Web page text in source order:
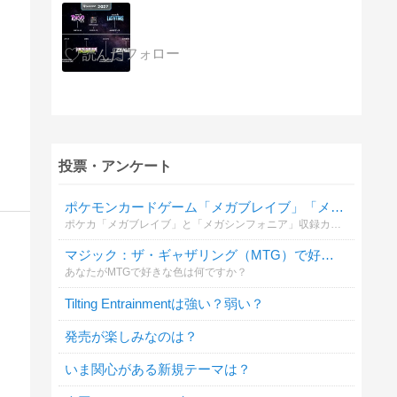
投票・アンケート
ポケモンカードゲーム「メガブレイブ」「メガシンフォニア」どちらが気になりますか？
ポケカ「メガブレイブ」と「メガシンフォニア」収録カード情報を元にどちらが気になりますか？ポケモンカードゲーム MEGA 拡張パック メガブレイブorメガシンフォニア【ポケカ新弾】メガフシギバナexメガサーナイトexなど
マジック：ザ・ギャザリング（MTG）で好きな色は？
あなたがMTGで好きな色は何ですか？
Tilting Entrainmentは強い？弱い？
発売が楽しみなのは？
いま関心がある新規テーマは？